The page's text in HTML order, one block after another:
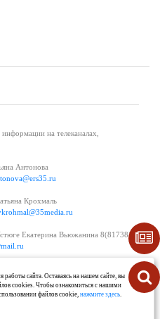
на телеканалах,
Антонова
Крохмаль
Екатерина Вьюжанина 8(81738)
защиты персональных данных
сайта. Оставаясь на нашем сайте, вы
cookies. Чтобы ознакомиться с нашими
файлов cookie,нажмите здесь.